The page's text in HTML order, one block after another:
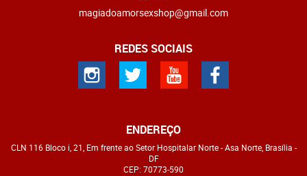
magiadoamorsexshop@gmail.com
REDES SOCIAIS
ENDEREÇO
CLN 116 Bloco i, 21, Em frente ao Setor Hospitalar Norte-Asa Norte, Brasília -
DF
CEP: 70773-590